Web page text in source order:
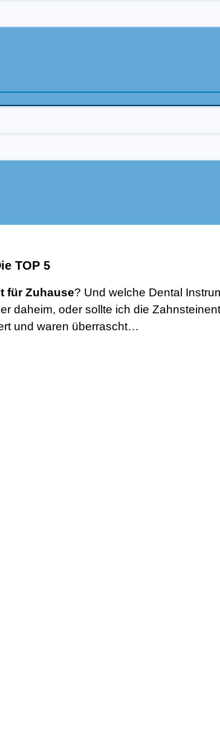
TOP 5
für Zuhause? Und welche Dental
daheim, oder sollte ich die
und waren überrascht…